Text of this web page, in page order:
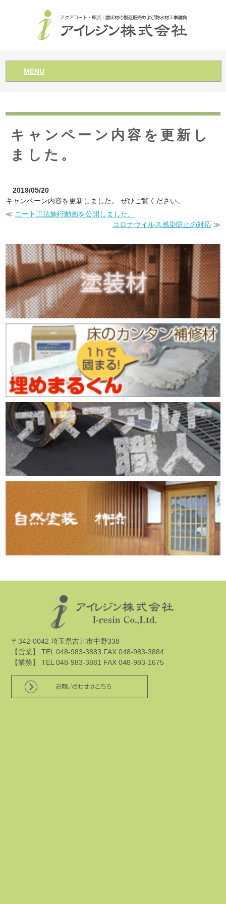
MENU
キャンペーン内容を更新し
ました。
2019/05/20
キャンペーン内容を更新しました。 ぜひご覧ください。
≪ ニート工法施行動画を公開しました。
コロナウイルス感染防止の対応≫
〒342-0042 埼玉県吉川市中野338
【営業】 TEL 048-983-3883 FAX 048-983-3884
【業務】 TEL 048-983-3881 FAX 048-983-1675